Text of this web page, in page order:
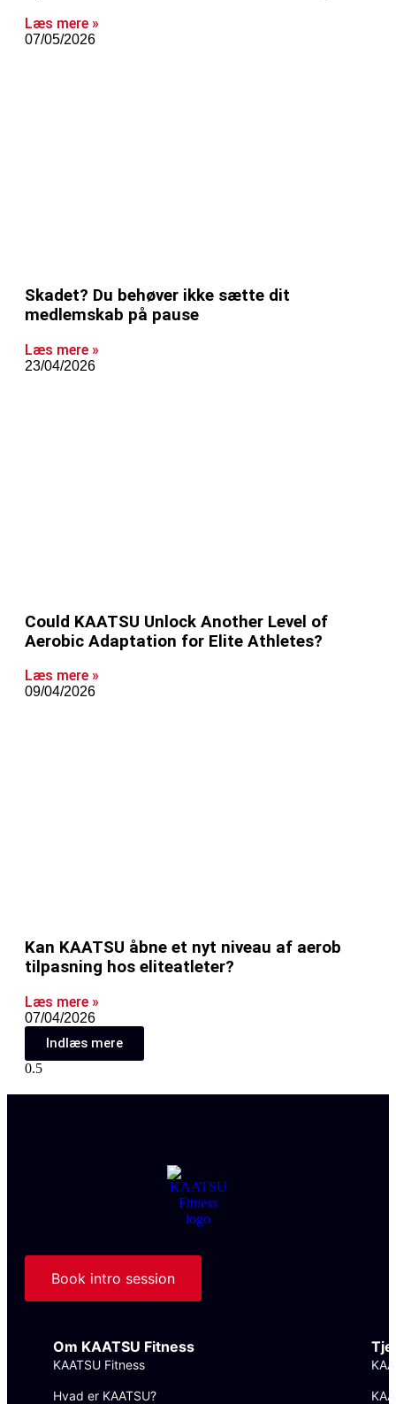
Læs mere »
07/05/2026
Skadet? Du behøver ikke sætte dit
medlemskab på pause
Læs mere »
23/04/2026
Could KAATSU Unlock Another Level of
Aerobic Adaptation for Elite Athletes?
Læs mere »
09/04/2026
Kan KAATSU åbne et nyt niveau af aerob
tilpasning hos eliteatleter?
Læs mere »
07/04/2026
Indlæs mere
Om KAATSU Fitness
KAATSU Fitness
Hvad er KAATSU?
Book intro session